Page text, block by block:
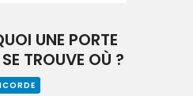
UNE PORTE
TROUVE OÙ ?